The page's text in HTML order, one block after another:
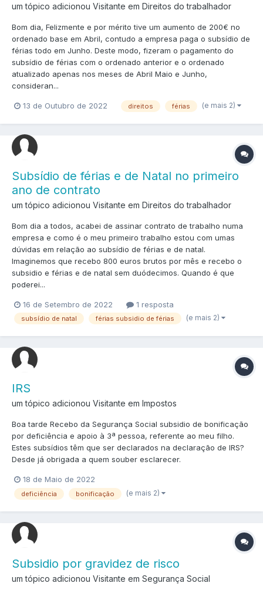
um tópico adicionou Visitante em Direitos do trabalhador
Bom dia, Felizmente e por mérito tive um aumento de 200€ no
ordenado base em Abril, contudo a empresa paga o subsídio de
férias todo em Junho. Deste modo, fizeram o pagamento do
subsídio de férias com o ordenado anterior e o ordenado
atualizado apenas nos meses de Abril Maio e Junho,
consideran...
13 de Outubro de 2022 direitos férias (e mais 2)
Subsídio de férias e de Natal no primeiro
ano de contrato
um tópico adicionou Visitante em Direitos do trabalhador
Bom dia a todos, acabei de assinar contrato de trabalho numa
empresa e como é o meu primeiro trabalho estou com umas
dúvidas em relação ao subsídio de férias e de natal.
Imaginemos que recebo 800 euros brutos por mês e recebo o
subsidio e férias e de natal sem duódecimos. Quando é que
poderei...
16 de Setembro de 2022 1 resposta
subsídio de natal férias subsidio de férias (e mais 2)
IRS
um tópico adicionou Visitante em Impostos
Boa tarde Recebo da Segurança Social subsidio de bonificação
por deficiência e apoio à 3ª pessoa, referente ao meu filho.
Estes subsídios têm que ser declarados na declaração de IRS?
Desde já obrigada a quem souber esclarecer.
18 de Maio de 2022
deficiência bonificação (e mais 2)
Subsidio por gravidez de risco
um tópico adicionou Visitante em Segurança Social